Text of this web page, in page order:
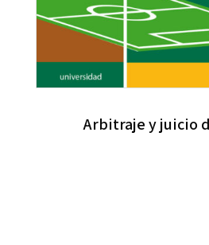
Arbitraje y juicio